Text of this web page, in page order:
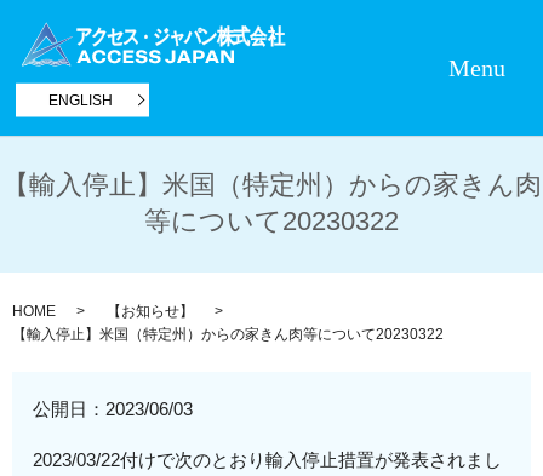
ENGLISH
Menu
【輸入停止】米国（特定州）からの家きん肉
等について20230322
HOME
【お知らせ】
【輸入停止】米国（特定州）からの家きん肉等について20230322
公開日： 2023/06/03
2023/03/22付けで次のとおり輸入停止措置が発表されまし